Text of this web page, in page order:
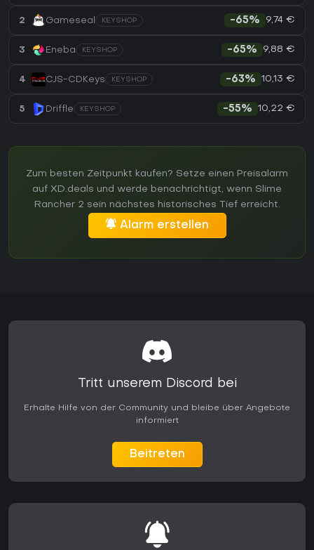
2 Gameseal KEYSHOP -65% 9,74 €
3 Eneba KEYSHOP -65% 9,88 €
4 CJS-CDKeys KEYSHOP -63% 10,13 €
5 Driffle KEYSHOP -55% 10,22 €
Zum besten Zeitpunkt kaufen? Setze einen Preisalarm
auf XD.deals und werde benachrichtigt, wenn Slime
Rancher 2 sein nächstes historisches Tief erreicht.
Alarm erstellen
Tritt unserem Discord bei
Erhalte Hilfe von der Community und bleibe über Angebote
informiert
Beitreten